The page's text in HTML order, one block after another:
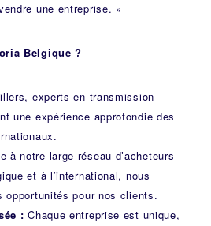
une entreprise. »
Belgique ?
experts en transmission
une expérience approfondie des
à notre large réseau d’acheteurs
et à l’international, nous
opportunités pour nos clients.
: Chaque entreprise est unique,